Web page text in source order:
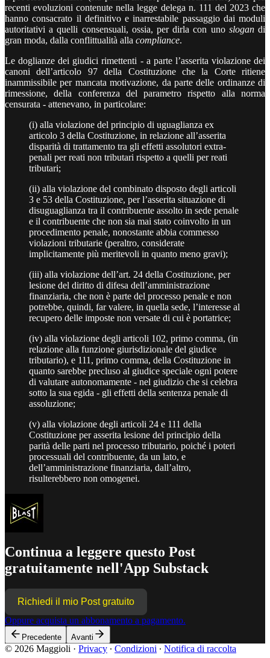
recenti evoluzioni contenute nella legge delega n. 111 del 2023 che
hanno consacrato il definitivo e inarrestabile passaggio dai moduli
autoritativi a quelli consensuali, ossia, per dirla con uno slogandi
gran moda, dalla conflittualità alla compliance.
Le doglianze dei giudici rimettenti - a parte l’asserita violazione dei
canoni dell’articolo 97 della Costituzione che la Corte ritiene
inammissibile per mancata motivazione, da parte delle ordinanze di
rimessione, della conferenza del parametro rispetto alla norma
censurata - attenevano, in particolare:
(i) alla violazione del principio di uguaglianza ex
articolo 3 della Costituzione, in relazione all’asserita
disparità di trattamento tra gli effetti assolutori extra-
penali per reati non tributari rispetto a quelli per reati
tributari;
(ii) alla violazione del combinato disposto degli articoli
3 e 53 della Costituzione, per l’asserita situazione di
disuguaglianza tra il contribuente assolto in sede penale
e il contribuente che non sia mai stato coinvolto in un
procedimento penale, nonostante abbia commesso
violazioni tributarie (peraltro, considerate
implicitamente più meritevoli in quanto meno gravi);
(iii) alla violazione dell’art. 24 della Costituzione, per
lesione del diritto di difesa dell’amministrazione
finanziaria, che non è parte del processo penale e non
potrebbe, quindi, far valere, in quella sede, l’interesse al
recupero delle imposte non versate di cui è portatrice;
(iv) alla violazione degli articoli 102, primo comma, (in
relazione alla funzione giurisdizionale del giudice
tributario), e 111, primo comma, della Costituzione in
quanto sarebbe precluso al giudice speciale ogni potere
di valutare autonomamente - nel giudizio che si celebra
sotto la sua egida - gli effetti della sentenza penale di
assoluzione;
(v) alla violazione degli articoli 24 e 111 della
Costituzione per asserita lesione del principio della
parità delle parti nel processo tributario, poiché i poteri
processuali del contribuente, da un lato, e
dell’amministrazione finanziaria, dall’altro,
risulterebbero non omogenei.
Continua a leggere questo Post
gratuitamente nell'App Substack
Richiedi il mio Post gratuito
Oppure acquista un abbonamento a pagamento.
Precedente Avanti
© 2026 Maggioli · Privacy ∙ Condizioni ∙ Notifica di raccolta